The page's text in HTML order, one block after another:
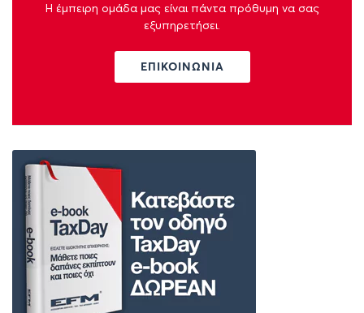
Η έμπειρη ομάδα μας είναι πάντα πρόθυμη να σας
εξυπηρετήσει.
ΕΠΙΚΟΙΝΩΝΙΑ